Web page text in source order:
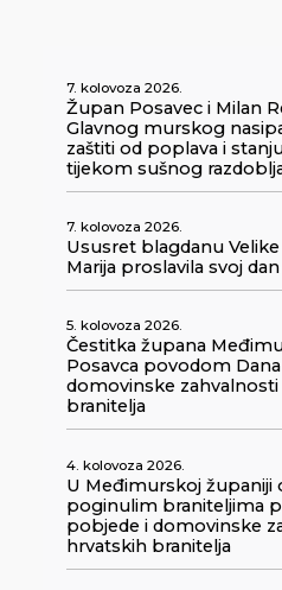
7. kolovoza 2026.
Župan Posavec i Milan
Glavnog murskog
zaštiti od poplava i
tijekom sušnog
7. kolovoza 2026.
Ususret blagdanu
Marija proslavila svoj dan
5. kolovoza 2026.
Čestitka župana
Posavca povodom
domovinske
branitelja
4. kolovoza 2026.
U Međimurskoj županiji
poginulim braniteljima
pobjede i domovinske
hrvatskih branitelja